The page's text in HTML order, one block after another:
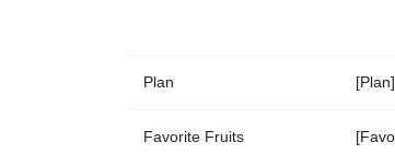
Plan [Plan]
Favorite Fruits